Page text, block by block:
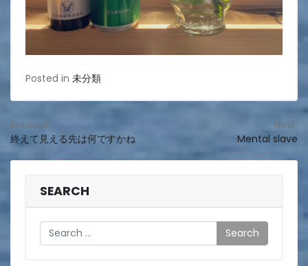
Posted in 未分類
投
稿
ゲ
Previous:
終えて見える先は何ですかね
Next:
Mental slave
SEARCH
Search